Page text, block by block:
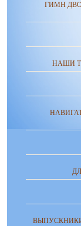
ГИМН
НАШИ